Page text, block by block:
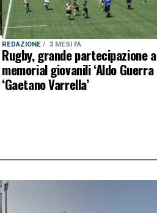
REDAZIONE 3 MESI FA
Rugby, grande partecipazione
memorial giovanili ‘Aldo Guerra
‘Gaetano Varrella’